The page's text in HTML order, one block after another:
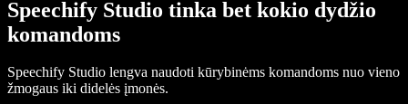
Speechify Studio tinka bet kokio dydžio
komandoms
Speechify Studio lengva naudoti kūrybinėms komandoms nuo vieno
žmogaus iki didelės įmonės.